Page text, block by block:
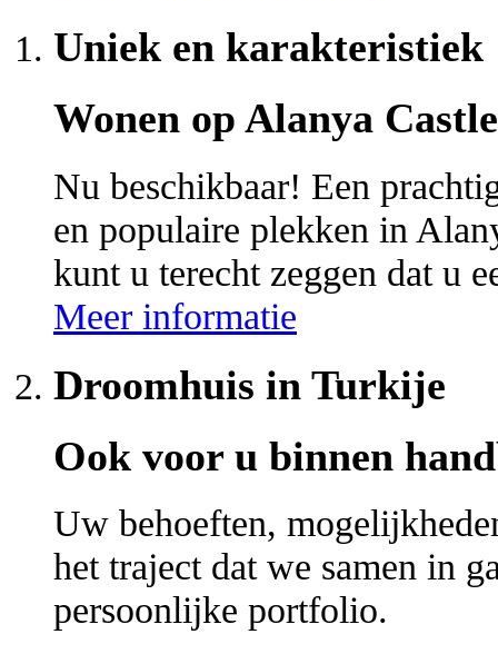
Uniek en karakteristiek
Wonen op Alanya Castle
Nu beschikbaar! Een
en populaire plekken in
kunt u terecht zeggen dat u
Meer informatie
Droomhuis in Turkije
Ook voor u binnen
Uw behoeften,
het traject dat we samen in
persoonlijke portfolio.